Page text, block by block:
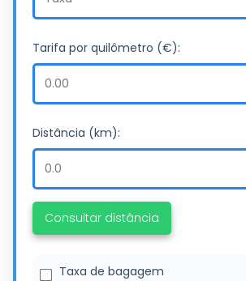
Tarifa por quilômetro (€):
Distância (km):
Consultar distância
Taxa de bagagem